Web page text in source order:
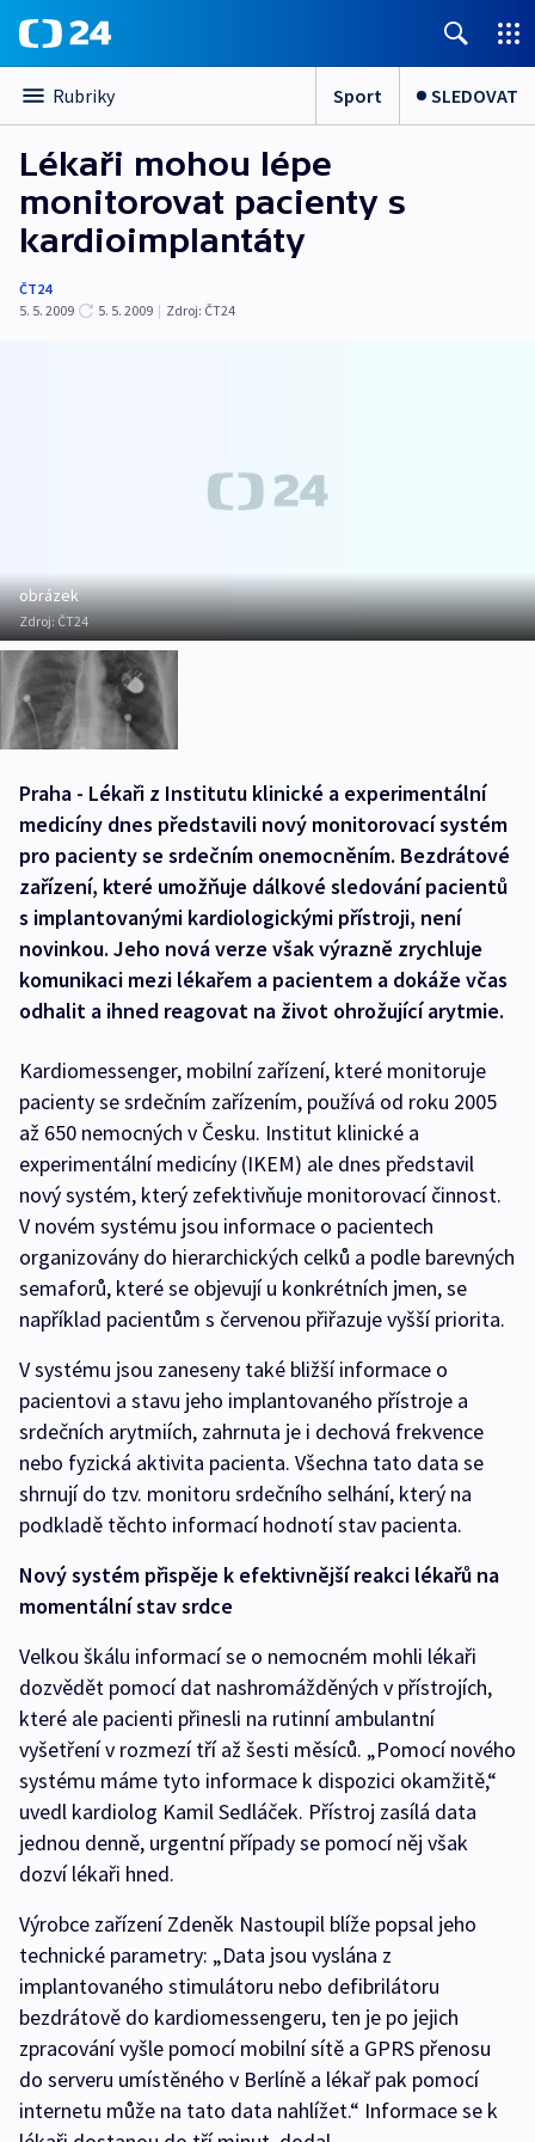
Rubriky Sport SLEDOVAT
Lékaři mohou lépe
monitorovat pacienty s
kardioimplantáty
ČT24
5. 5. 2009
5. 5. 2009 | Zdroj: ČT24
obrázek
Zdroj:ČT24
Praha - Lékaři z Institutu klinické a experimentální
medicíny dnes představili nový monitorovací systém
pro pacienty se srdečním onemocněním. Bezdrátové
zařízení, které umožňuje dálkové sledování pacientů
s implantovanými kardiologickými přístroji, není
novinkou. Jeho nová verze však výrazně zrychluje
komunikaci mezi lékařem a pacientem a dokáže včas
odhalit a ihned reagovat na život ohrožující arytmie.
Kardiomessenger, mobilní zařízení, které monitoruje
pacienty se srdečním zařízením, používá od roku 2005
až 650 nemocných v Česku. Institut klinické a
experimentální medicíny (IKEM) ale dnes představil
nový systém, který zefektivňuje monitorovací činnost.
V novém systému jsou informace o pacientech
organizovány do hierarchických celků a podle barevných
semaforů, které se objevují u konkrétních jmen, se
například pacientům s červenou přiřazuje vyšší priorita.
V systému jsou zaneseny také bližší informace o
pacientovi a stavu jeho implantovaného přístroje a
srdečních arytmiích, zahrnuta je i dechová frekvence
nebo fyzická aktivita pacienta. Všechna tato data se
shrnují do tzv. monitoru srdečního selhání, který na
podkladě těchto informací hodnotí stav pacienta.
Nový systém přispěje k efektivnější reakci lékařů na
momentální stav srdce
Velkou škálu informací se o nemocném mohli lékaři
dozvědět pomocí dat nashromážděných v přístrojích,
které ale pacienti přinesli na rutinní ambulantní
vyšetření v rozmezí tří až šesti měsíců. „Pomocí nového
systému máme tyto informace k dispozici okamžitě,“
uvedl kardiolog Kamil Sedláček. Přístroj zasílá data
jednou denně, urgentní případy se pomocí něj však
dozví lékaři hned.
Výrobce zařízení Zdeněk Nastoupil blíže popsal jeho
technické parametry: „Data jsou vyslána z
implantovaného stimulátoru nebo defibrilátoru
bezdrátově do kardiomessengeru, ten je po jejich
zpracování vyšle pomocí mobilní sítě a GPRS přenosu
do serveru umístěného v Berlíně a lékař pak pomocí
internetu může na tato data nahlížet.“ Informace se k